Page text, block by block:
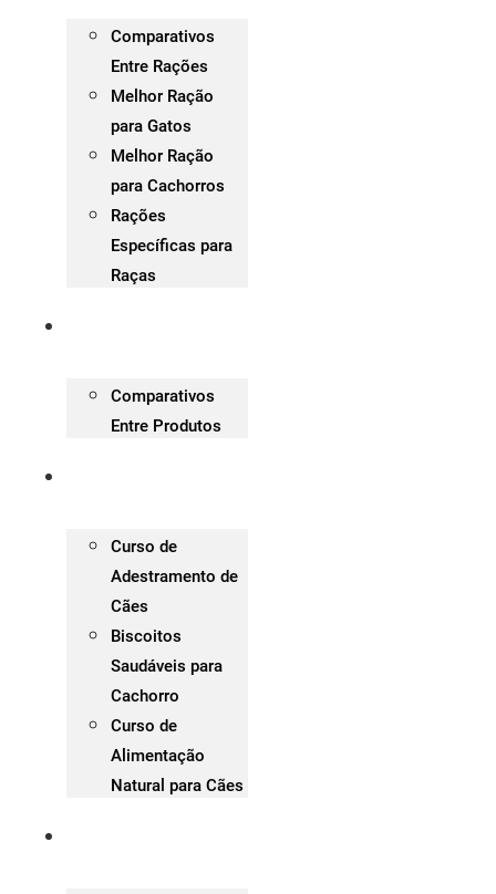
Comparativos
Entre Rações
Melhor Ração
para Gatos
Melhor Ração
para Cachorros
Rações
Específicas para
Raças
Comparativos
Entre Produtos
Curso de
Adestramento de
Cães
Biscoitos
Saudáveis para
Cachorro
Curso de
Alimentação
Natural para Cães